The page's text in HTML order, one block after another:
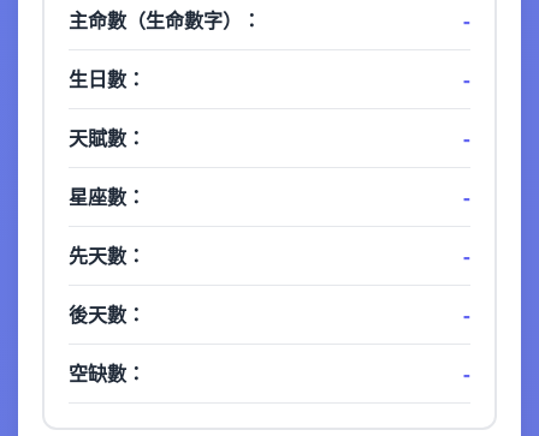
主命數（生命數字）： -
生日數： -
天賦數： -
星座數： -
先天數： -
後天數： -
空缺數： -